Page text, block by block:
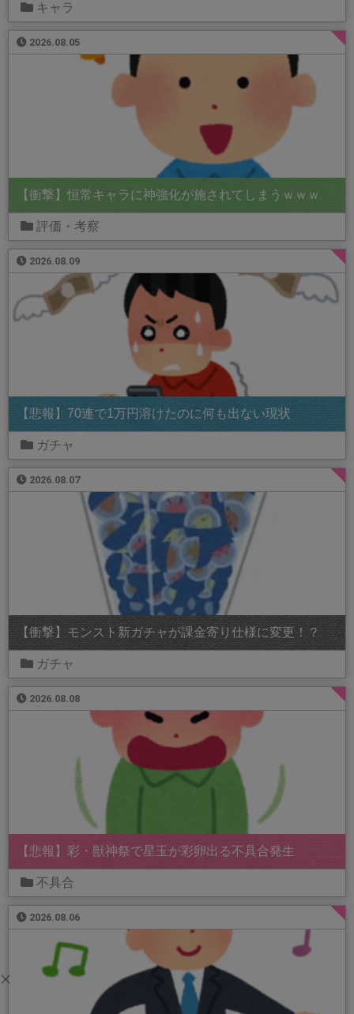
キャラ
2026.08.05
【衝撃】恒常キャラに神強化が施されてしまうｗｗｗ
評価・考察
2026.08.09
【悲報】70連で1万円溶けたのに何も出ない現状
ガチャ
2026.08.07
【衝撃】モンスト新ガチャが課金寄り仕様に変更！？
ガチャ
2026.08.08
【悲報】彩・獣神祭で星玉が彩卵出る不具合発生
不具合
2026.08.06